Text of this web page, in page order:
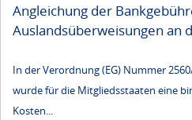
Angleichung der
Auslandsüberweisungen an
In der Verordnung (EG) Nummer
wurde für die Mitgliedsstaaten eine
Kosten...